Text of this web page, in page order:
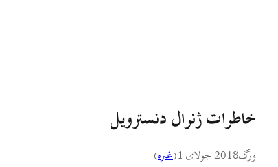
خاطرات ژنرال دنسترویل
ورگ2018 جولای 1 (غىره)